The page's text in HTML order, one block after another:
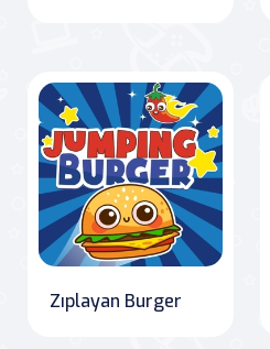
Zıplayan Burger